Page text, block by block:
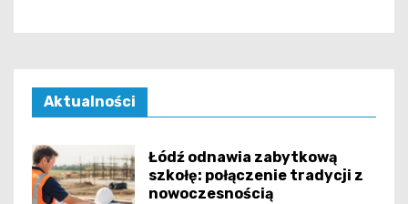
Aktualności
Łódź odnawia zabytkową
szkołę: połączenie tradycji z
nowoczesnością